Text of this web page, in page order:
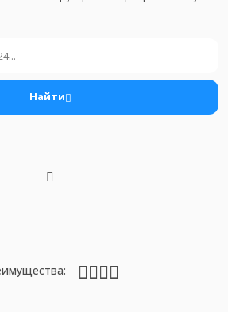
Найти